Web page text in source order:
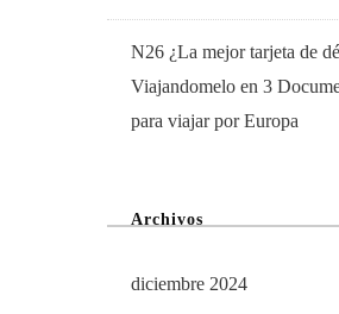
N26 ¿La mejor tarjeta de
Viajandomelo en 3
para viajar por Europa
Archivos
diciembre 2024